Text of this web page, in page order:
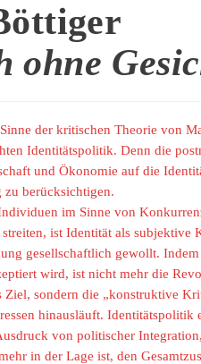
ohne
der kritischen Theorie von
Identitätspolitik. Denn die
und Ökonomie auf die
berücksichtigen.
im Sinne von
ist Identität als subjektive
gesellschaftlich gewollt. Indem
wird, ist nicht mehr die
Ziel, sondern die „konstruktive
hinausläuft. Identitätspolitik
von politischer
in der Lage ist, den